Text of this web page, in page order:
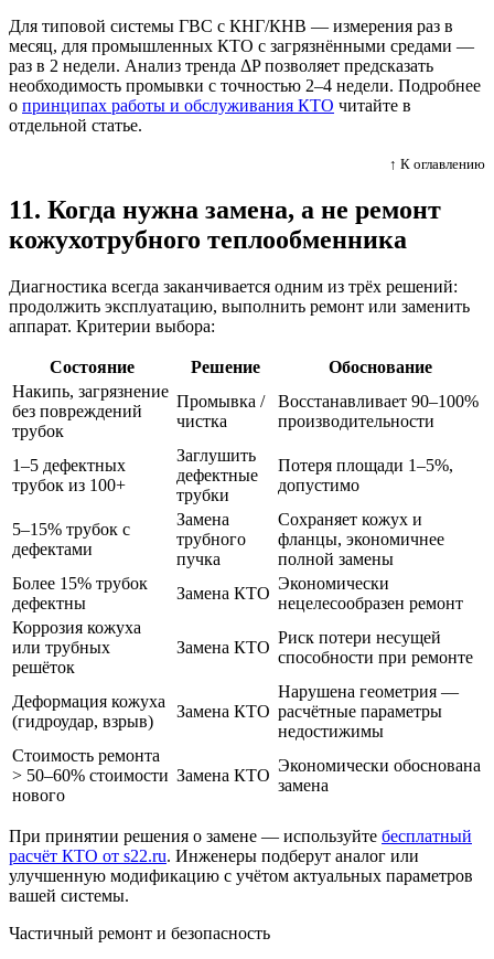
Для типовой системы ГВС с КНГ/КНВ — измерения раз в
месяц, для промышленных КТО с загрязнёнными средами —
раз в 2 недели. Анализ тренда ΔP позволяет предсказать
необходимость промывки с точностью 2–4 недели. Подробнее
о принципах работы и обслуживания КТО читайте в
отдельной статье.
↑ К оглавлению
11. Когда нужна замена, а не ремонт
кожухотрубного теплообменника
Диагностика всегда заканчивается одним из трёх решений:
продолжить эксплуатацию, выполнить ремонт или заменить
аппарат. Критерии выбора:
Состояние Решение
Обоснование
Накипь, загрязнение
без повреждений
трубок
Промывка /
чистка
Восстанавливает 90–100%
производительности
1–5 дефектных
трубок из 100+
Заглушить
дефектные
трубки
Потеря площади 1–5%,
допустимо
5–15% трубок с
дефектами
Замена
трубного
пучка
Сохраняет кожух и
фланцы, экономичнее
полной замены
Более 15% трубок
дефектны
Замена КТО
Экономически
нецелесообразен ремонт
Коррозия кожуха
или трубных
решёток
Замена КТО
Риск потери несущей
способности при ремонте
Деформация кожуха
(гидроудар, взрыв)
Замена КТО
Нарушена геометрия —
расчётные параметры
недостижимы
Стоимость ремонта
> 50–60% стоимости
нового
Замена КТО
Экономически обоснована
замена
При принятии решения о замене — используйте бесплатный
расчёт КТО от s22.ru. Инженеры подберут аналог или
улучшенную модификацию с учётом актуальных параметров
вашей системы.
Частичный ремонт и безопасность